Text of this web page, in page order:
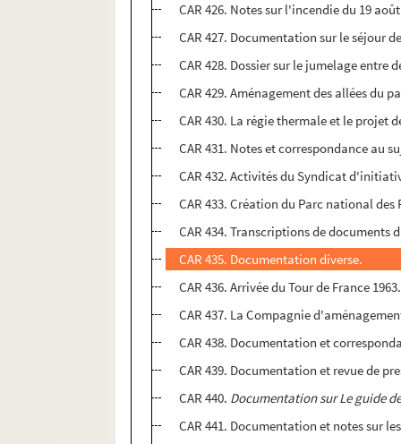
CAR 426. Notes sur l'incendie du 19
CAR 427. Documentation sur le séjour
CAR 428. Dossier sur le jumelage entre
CAR 429. Aménagement des allées
CAR 430. La régie thermale et le
CAR 431. Notes et correspondance au
CAR 432. Activités du Syndicat
CAR 433. Création du Parc national des
CAR 434. Transcriptions de documents
CAR 435. Documentation diverse.
CAR 436. Arrivée du Tour de France 1963.
CAR 437. La Compagnie
CAR 438. Documentation et
CAR 439. Documentation et revue de
CAR 440. Documentation sur Le guide
CAR 441. Documentation et notes sur